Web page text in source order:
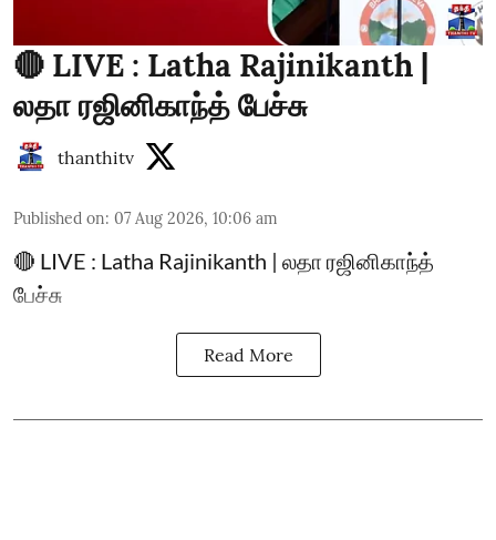
🔴 LIVE : Latha Rajinikanth |
லதா ரஜினிகாந்த் பேச்சு
thanthitv
Published on: 07 Aug 2026, 10:06 am
🔴 LIVE : Latha Rajinikanth | லதா ரஜினிகாந்த்
பேச்சு
Read More